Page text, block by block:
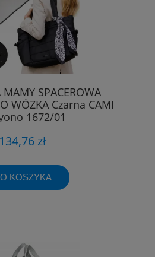
SPACEROWA
WÓZKA Czarna CAMI
1672/01
134,76 zł
KOSZYKA